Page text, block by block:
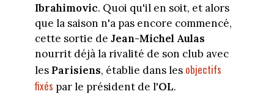
Ibrahimovic. Quoi qu'il en soit, et alors
que la saison n'a pas encore commencé,
cette sortie de Jean-Michel Aulas
nourrit déjà la rivalité de son club avec
les Parisiens, établie dans les objectifs
fixés par le président de l'OL.